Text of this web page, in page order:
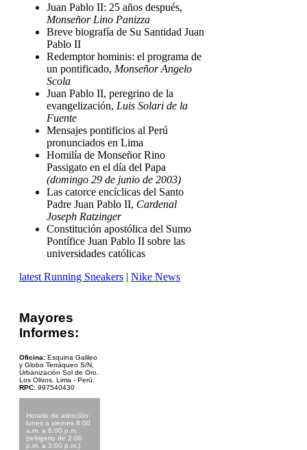
Juan Pablo II: 25 años después,
Monseñor Lino Panizza
Breve biografía de Su Santidad Juan
Pablo II
Redemptor hominis: el programa de
un pontificado, Monseñor Angelo
Scola
Juan Pablo II, peregrino de la
evangelización, Luis Solari de la
Fuente
Mensajes pontificios al Perú
pronunciados en Lima
Homilía de Monseñor Rino
Passigato en el día del Papa
(domingo 29 de junio de 2003)
Las catorce encíclicas del Santo
Padre Juan Pablo II, Cardenal
Joseph Ratzinger
Constitución apostólica del Sumo
Pontífice Juan Pablo II sobre las
universidades católicas
latest Running Sneakers | Nike News
Mayores
Informes:
Oficina: Esquina Galileo
y Globo Terráqueo S/N,
Urbanización Sol de Oro.
Los Olivos. Lima - Perú.
RPC: 997540430
Horario de atención:
lunes a viernes 8:00
a.m. a 6:00 p.m.
(refrigerio de 2:00
p.m. a 3:00 p.m.)